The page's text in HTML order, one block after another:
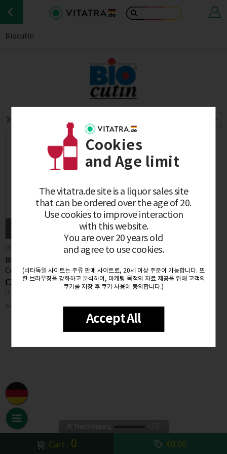
Cookies
and Age limit
The vitatra.de site is a liquor sales site
that can be ordered over the age of 20.
Use cookies to improve interaction
with this website.
You are over 20 years old
and agree to use cookies.
(비타독일 사이트는 주류 판매 사이트로, 20세 이상 주문이 가능합니다. 또
한 브라우징을 강화하고 분석하며, 마케팅 목적의 자료 제공을 위해 고객의
쿠키를 저장 후 쿠키 사용에 동의합니다.)
Accept All
Biocutin
입고알림
Biocutin Hair Shampoo
Concentrate Stressed 1000ml
€36.90
(zzgl. MwSt. €7.01)
Free delivery
Cart : 0 €0.00